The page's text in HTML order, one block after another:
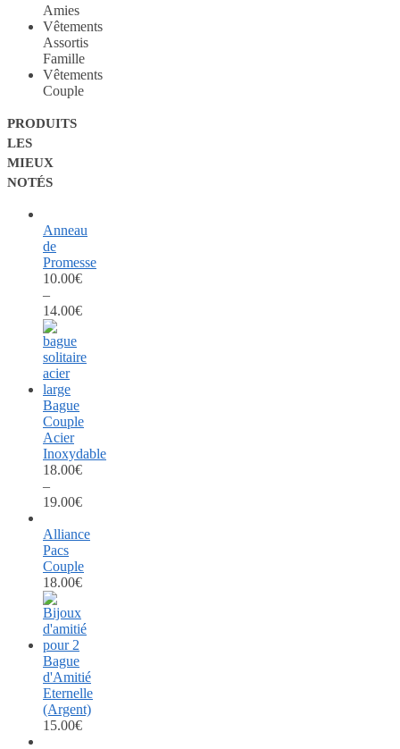
Amies
Vêtements
Assortis
Famille
Vêtements
Couple
PRODUITS
LES
MIEUX
NOTÉS
Anneau
de
Promesse
10.00€
–
14.00€
Bague
Couple
Acier
Inoxydable
18.00€
–
19.00€
Alliance
Pacs
Couple
18.00€
Bague
d'Amitié
Eternelle
(Argent)
15.00€